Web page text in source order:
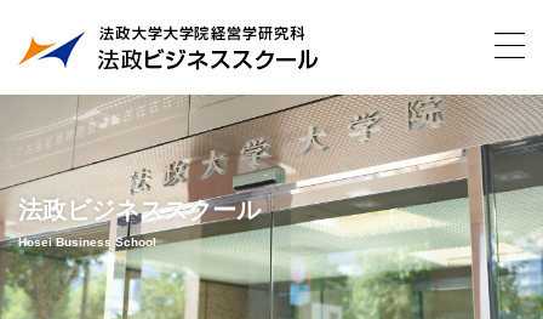
法政ビジネススクール
Hosei Business School